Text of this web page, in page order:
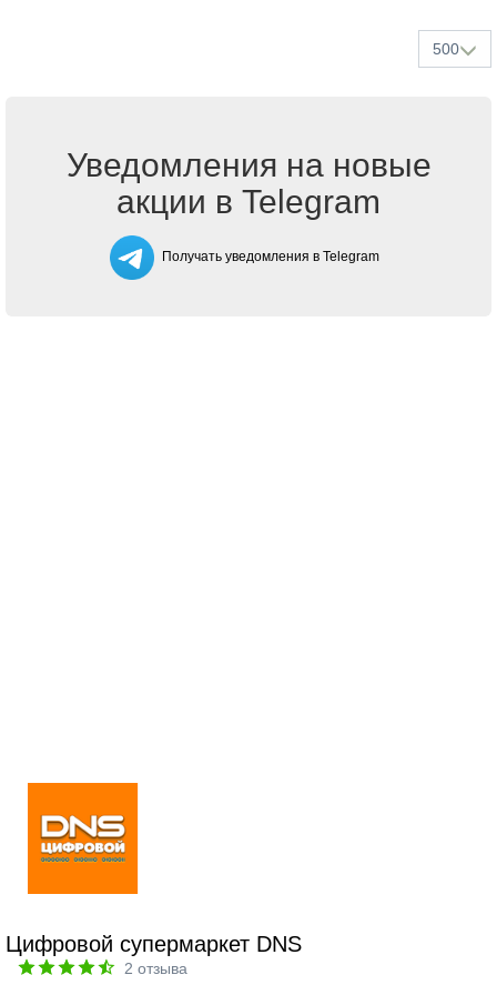
500
Уведомления на новые
акции в Telegram
Получать уведомления в Telegram
Цифровой супермаркет DNS
2 отзыва